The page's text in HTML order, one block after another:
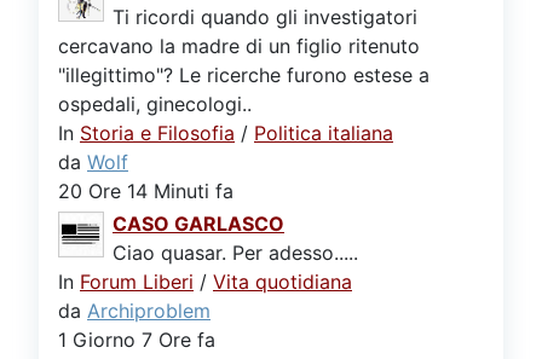
Ti ricordi quando gli investigatori
cercavano la madre di un figlio ritenuto
"illegittimo"? Le ricerche furono estese a
ospedali, ginecologi..
In Storia e Filosofia / Politica italiana
da Wolf
20 Ore 14 Minuti fa
CASO GARLASCO
Ciao quasar. Per adesso.....
In Forum Liberi / Vita quotidiana
da Archiproblem
1 Giorno 7 Ore fa